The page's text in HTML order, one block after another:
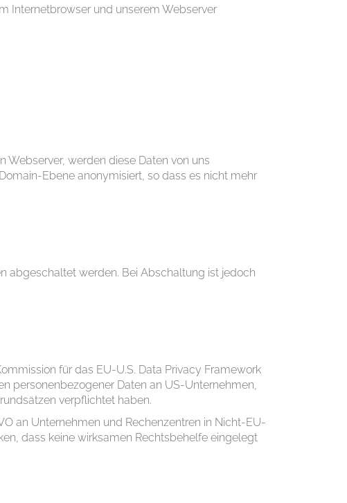
Internetbrowser und unserem Webserver
Webserver, werden diese Daten von uns
Ebene anonymisiert, so dass es nicht mehr
abgeschaltet werden. Bei Abschaltung ist jedoch
für das EU-U.S. Data Privacy Framework
personenbezogener Daten an US-Unternehmen,
verpflichtet haben.
an Unternehmen und Rechenzentren in Nicht-EU-
dass keine wirksamen Rechtsbehelfe eingelegt